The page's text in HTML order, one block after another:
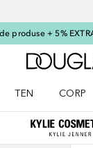
produse + 5%
TEN
CORP